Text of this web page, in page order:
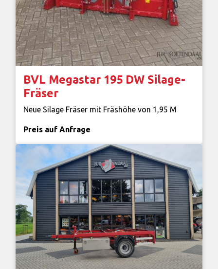
BVL Megastar 195 DW Silage-
Fräser
Neue Silage Fräser mit Fräshöhe von 1,95 M
Preis auf Anfrage